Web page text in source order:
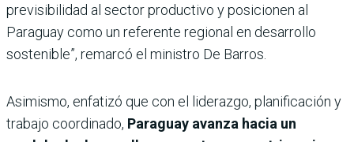
previsibilidad al sector productivo y posicionen al
Paraguay como un referente regional en desarrollo
sostenible”, remarcó el ministro De Barros.
Asimismo, enfatizó que con el liderazgo, planificación y
trabajo coordinado, Paraguay avanza hacia un